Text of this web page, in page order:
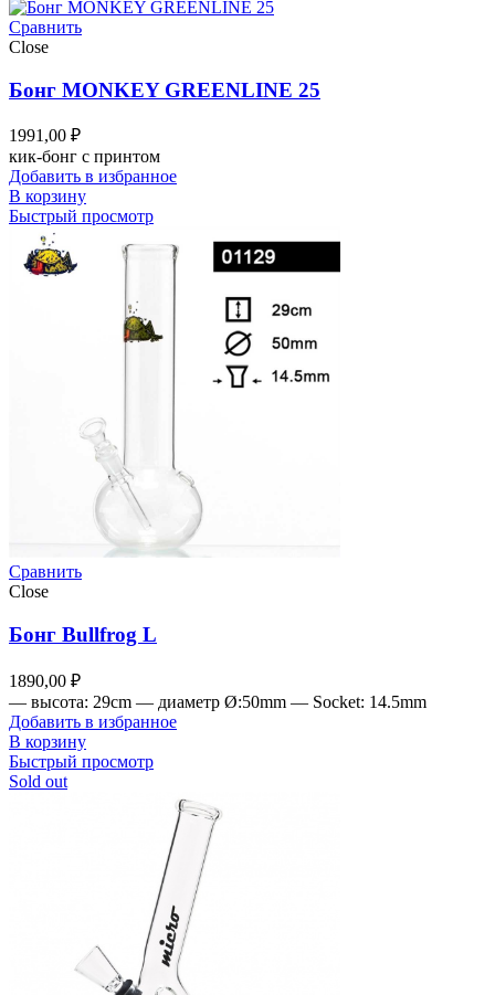
Сравнить
Close
Бонг MONKEY GREENLINE 25
1991,00 ₽
кик-бонг с принтом
Добавить в избранное
В корзину
Быстрый просмотр
Сравнить
Close
Бонг Bullfrog L
1890,00 ₽
— высота: 29cm — диаметр Ø:50mm — Socket: 14.5mm
Добавить в избранное
В корзину
Быстрый просмотр
Sold out